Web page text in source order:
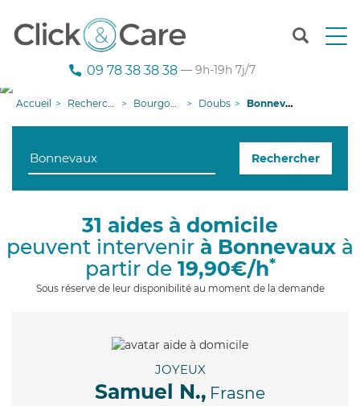
T
n
g
i
09 78 38 38 38 — 9h-19h 7j/7
Accueil Recherche aide à domicile Bourgogne-Franche-Comté Doubs Bonnevaux
Rechercher
31 aides à domicile
peuvent intervenir à Bonnevaux à
partir de 19,90€/h*
Sous réserve de leur disponibilité au moment de la demande
JOYEUX
Samuel N., Frasne